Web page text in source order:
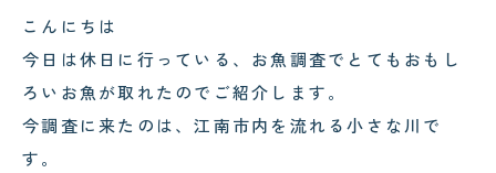
こんにちは
今日は休日に行っている、お魚調査でとてもおもし
ろいお魚が取れたのでご紹介します。
今調査に来たのは、江南市内を流れる小さな川で
す。